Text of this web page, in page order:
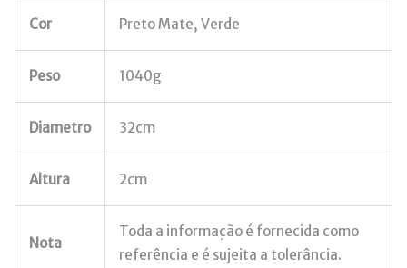
Cor Preto Mate, Verde
Peso 1040g
Diametro 32cm
Altura 2cm
Nota
Toda a informação é fornecida como
referência e é sujeita a tolerância.